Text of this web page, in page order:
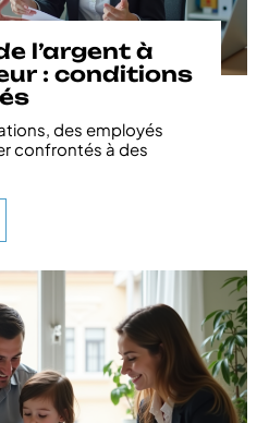
l’argent à
: conditions
des employés
confrontés à des